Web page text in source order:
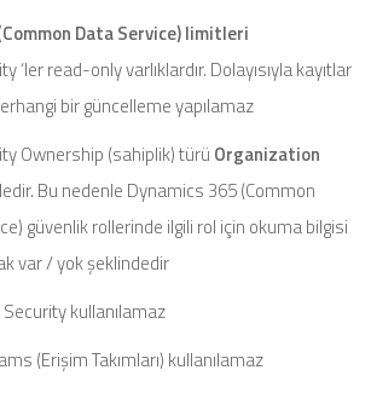
Data Service) limitleri
‘ler read-only varlıklardır. Dolayısıyla kayıtlar
bir güncelleme yapılamaz
Ownership (sahiplik) türü Organization
Bu nedenle Dynamics 365 (Common
güvenlik rollerinde ilgili rol için okuma bilgisi
var / yok şeklindedir
kullanılamaz
(Erişim Takımları) kullanılamaz